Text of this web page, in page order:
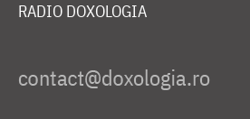
RADIO DOXOLOGIA